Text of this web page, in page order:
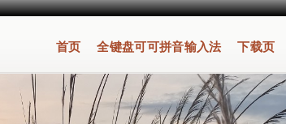
首页 全键盘可可拼音输入法 下载页